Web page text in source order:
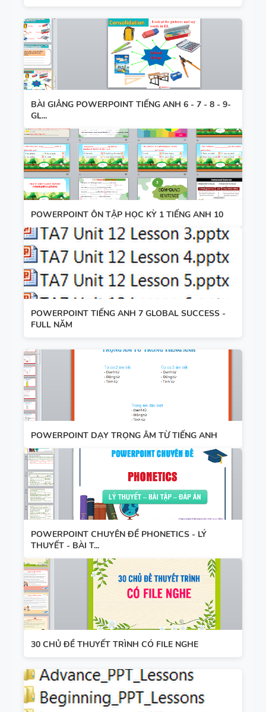
BÀI GIẢNG POWERPOINT TIẾNG ANH 6 - 7 - 8 - 9-
GL...
POWERPOINT ÔN TẬP HỌC KỲ 1 TIẾNG ANH 10
POWERPOINT TIẾNG ANH 7 GLOBAL SUCCESS -
FULL NĂM
POWERPOINT DẠY TRỌNG ÂM TỪ TIẾNG ANH
POWERPOINT CHUYÊN ĐỀ PHONETICS - LÝ
THUYẾT - BÀI T...
30 CHỦ ĐỀ THUYẾT TRÌNH CÓ FILE NGHE